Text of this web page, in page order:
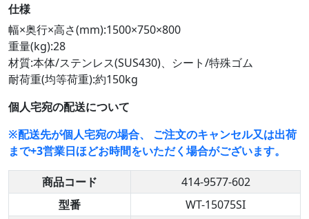
仕様
幅×奥行×高さ(mm):1500×750×800
重量(kg):28
材質:本体/ステンレス(SUS430)、シート/特殊ゴム
耐荷重(均等荷重):約150kg
個人宅宛の配送について
※配送先が個人宅宛の場合、 ご注文のキャンセル又は出荷
まで+3営業日ほどお時間をいただく場合がございます。
商品コード
414-9577-602
型番
WT-15075SI